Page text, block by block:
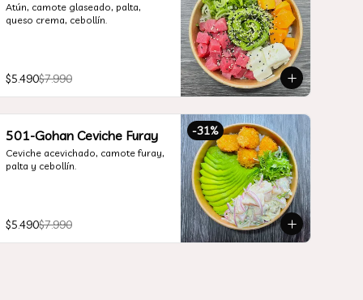
Atún, camote glaseado, palta,
queso crema, cebollín.
$5.490$7.990
-31%
501-Gohan Ceviche Furay
Ceviche acevichado, camote furay,
palta y cebollín.
$5.490$7.990